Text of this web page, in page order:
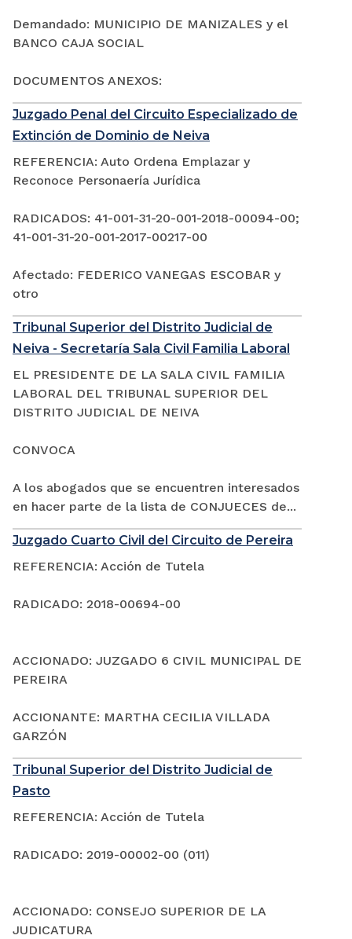
Demandado: MUNICIPIO DE MANIZALES y el
BANCO CAJA SOCIAL
DOCUMENTOS ANEXOS:
Juzgado Penal del Circuito Especializado de
Extinción de Dominio de Neiva
REFERENCIA: Auto Ordena Emplazar y
Reconoce Personaería Jurídica
RADICADOS: 41-001-31-20-001-2018-00094-00;
41-001-31-20-001-2017-00217-00
Afectado: FEDERICO VANEGAS ESCOBAR y
otro
Tribunal Superior del Distrito Judicial de
Neiva - Secretaría Sala Civil Familia Laboral
EL PRESIDENTE DE LA SALA CIVIL FAMILIA
LABORAL DEL TRIBUNAL SUPERIOR DEL
DISTRITO JUDICIAL DE NEIVA
CONVOCA
A los abogados que se encuentren interesados
en hacer parte de la lista de CONJUECES de...
Juzgado Cuarto Civil del Circuito de Pereira
REFERENCIA: Acción de Tutela
RADICADO: 2018-00694-00
ACCIONADO: JUZGADO 6 CIVIL MUNICIPAL DE
PEREIRA
ACCIONANTE: MARTHA CECILIA VILLADA
GARZÓN
Tribunal Superior del Distrito Judicial de
Pasto
REFERENCIA: Acción de Tutela
RADICADO: 2019-00002-00 (011)
ACCIONADO: CONSEJO SUPERIOR DE LA
JUDICATURA